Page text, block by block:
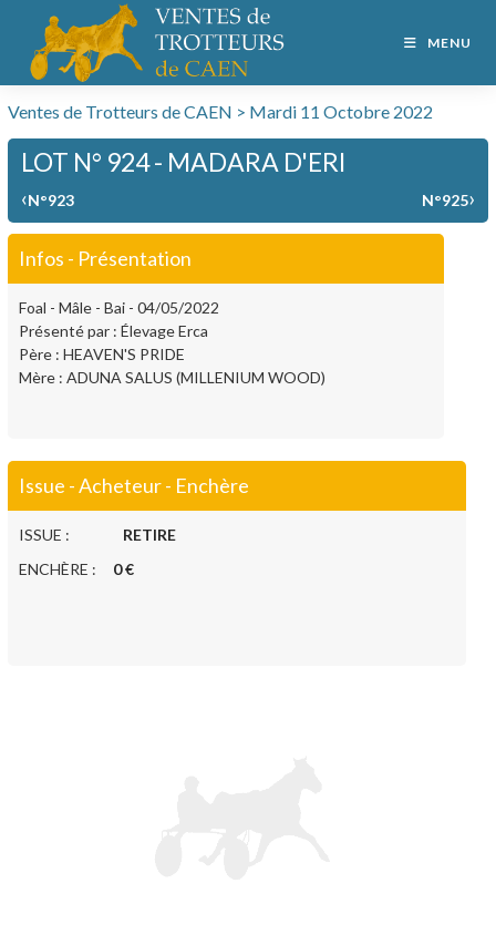
MENU
Ventes de Trotteurs de CAEN > Mardi 11 Octobre 2022
LOT N° 924 - MADARA D'ERI
‹N°923 N°925›
Infos - Présentation
Foal - Mâle - Bai - 04/05/2022
Présenté par : Élevage Erca
Père : HEAVEN'S PRIDE
Mère : ADUNA SALUS (MILLENIUM WOOD)
Issue - Acheteur - Enchère
ISSUE : RETIRE
ENCHÈRE : 0 €